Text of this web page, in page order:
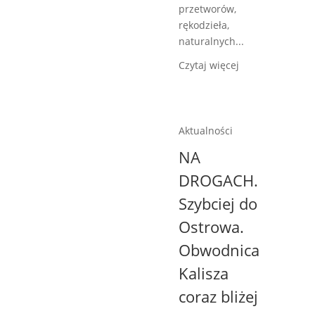
przetworów,
rękodzieła,
naturalnych...
Czytaj więcej
Aktualności
NA
DROGACH.
Szybciej do
Ostrowa.
Obwodnica
Kalisza
coraz bliżej